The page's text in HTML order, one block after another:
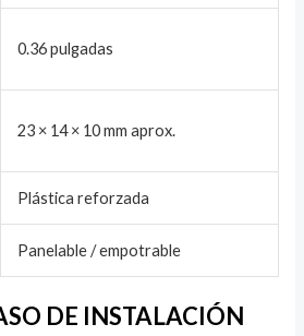
0.36 pulgadas
23 × 14 × 10 mm aprox.
Plástica reforzada
Panelable / empotrable
DE INSTALACIÓN